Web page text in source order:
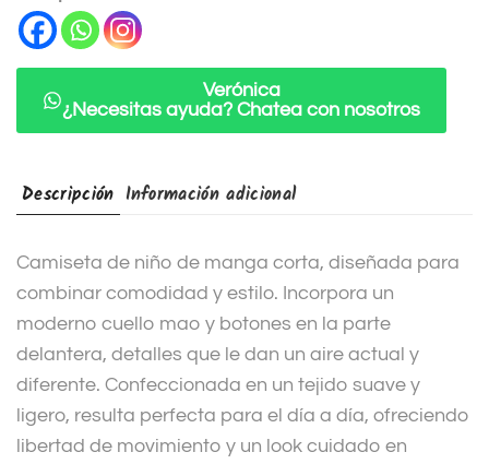
a
Verónica
¿Necesitas ayuda? Chatea con nosotros
Descripción Información adicional
Camiseta de niño de manga corta, diseñada para
combinar comodidad y estilo. Incorpora un
moderno cuello mao y botones en la parte
delantera, detalles que le dan un aire actual y
diferente. Confeccionada en un tejido suave y
ligero, resulta perfecta para el día a día, ofreciendo
libertad de movimiento y un look cuidado en